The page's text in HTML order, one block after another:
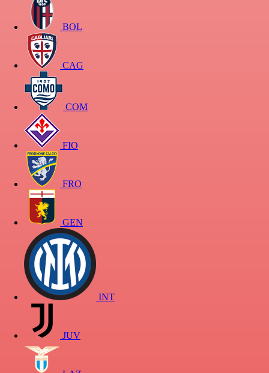
BOL
CAG
COM
FIO
FRO
GEN
INT
JUV